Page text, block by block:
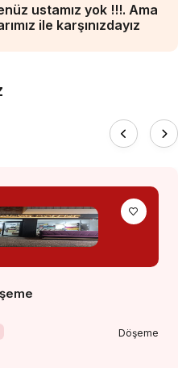
ustamız yok !!!. Ama
ile karşınızdayız
Döşeme